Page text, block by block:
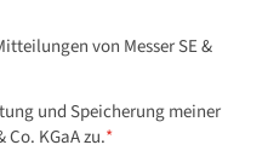
von Messer SE &
und Speicherung meiner
Co. KGaA zu.*